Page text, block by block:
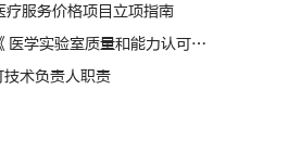
疗服务价格项目立项指南
验室质量和能力认可准则》的通知..
术负责人职责